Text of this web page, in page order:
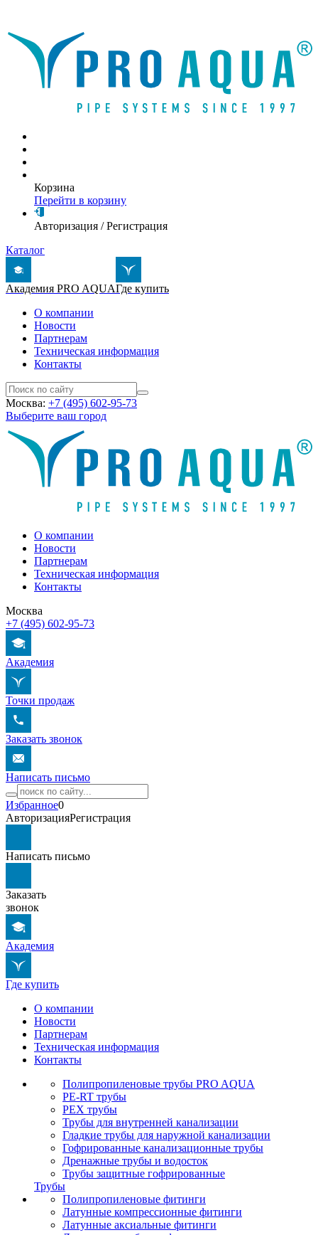
Корзина
Перейти в корзину
Авторизация /Регистрация
Каталог
Академия PRO AQUAГде купить
О компании
Новости
Партнерам
Техническая информация
Контакты
Москва: +7 (495) 602-95-73
Выберите ваш город
О компании
Новости
Партнерам
Техническая информация
Контакты
Москва
+7 (495) 602-95-73
Академия
Точки продаж
Заказать звонок
Написать письмо
Избранное0
АвторизацияРегистрация
Написать письмо
Заказать
звонок
Академия
Где купить
О компании
Новости
Партнерам
Техническая информация
Контакты
Полипропиленовые трубы PRO AQUA
PE-RT трубы
PEX трубы
Трубы для внутренней канализации
Гладкие трубы для наружной канализации
Гофрированные канализационные трубы
Дренажные трубы и водосток
Трубы защитные гофрированные
Трубы
Полипропиленовые фитинги
Латунные компрессионные фитинги
Латунные аксиальные фитинги